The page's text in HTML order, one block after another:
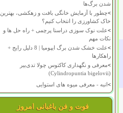
شدن برگ‌ها
>چطور با آزمایش خانگی بافت و زهکشی، بهترین
خاک کشاورزی را انتخاب کنیم؟
>علت نوک سوزی دراسنا پرچمی + راه حل ها و
نکات مهم
>
علت خشک شدن برگ ایپومیا | 8 دلیل رایج +
راهکارها
>معرفی و نگهداری کاکتوس چولا تدی‌بیر
(Cylindropuntia bigelovii)
>انبه - معرفی میوه های استوایی
فوت و فن باغبانی امروز